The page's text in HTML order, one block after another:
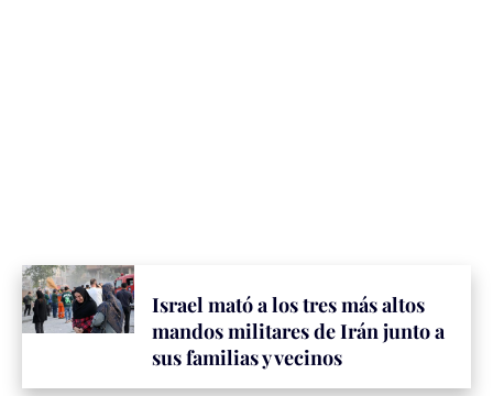
Israel mató a los tres más altos
mandos militares de Irán junto a
sus familias y vecinos